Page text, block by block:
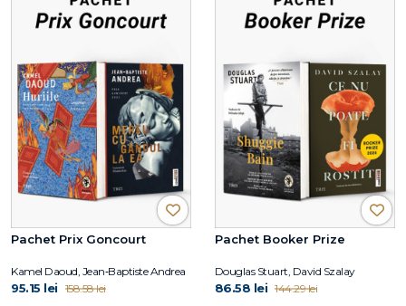
Pachet Prix Goncourt
Kamel Daoud, Jean‑Baptiste Andrea
95.15 lei 158.58 lei
Pachet Booker Prize
Douglas Stuart, David Szalay
86.58 lei 144.29 lei